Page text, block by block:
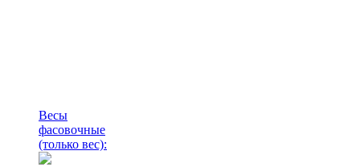
Весы
фасовочные
(только вес):